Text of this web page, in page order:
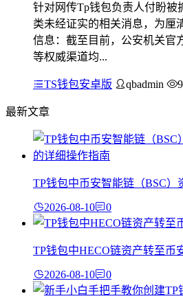
针对网传Tp钱包负责人付盼被
类未经证实的相关消息，为厘
信息：截至目前，公安机关官
等权威渠道均...
TS钱包安卓版 qbadmin
最新文章
TP钱包中币安智能链（BSC）
2026-08-10 0
TP钱包中HECO链资产转至币
2026-08-10 0